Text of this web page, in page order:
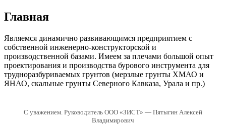
Главная
Являемся динамично развивающимся предприятием с
собственной инженерно-конструкторской и
производственной базами. Имеем за плечами большой опыт
проектирования и производства бурового инструмента для
трудноразбуриваемых грунтов (мерзлые грунты ХМАО и
ЯНАО, скальные грунты Северного Кавказа, Урала и пр.)
С уважением. Руководитель ООО «ЗИСТ» — Пятыгин Алексей
Владимирович